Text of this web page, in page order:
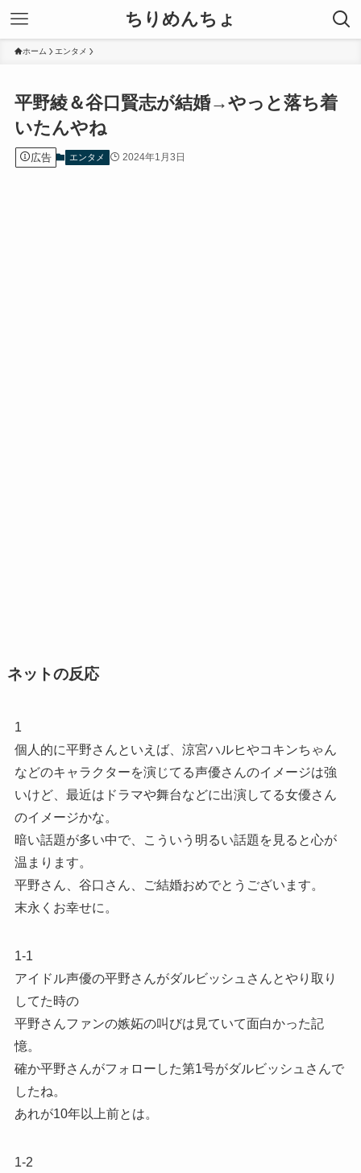
ちりめんちょ
ホーム エンタメ
平野綾＆谷口賢志が結婚→やっと落ち着
いたんやね
広告 エンタメ 2024年1月3日
ネットの反応
1
個人的に平野さんといえば、涼宮ハルヒやコキンちゃん
などのキャラクターを演じてる声優さんのイメージは強
いけど、最近はドラマや舞台などに出演してる女優さん
のイメージかな。
暗い話題が多い中で、こういう明るい話題を見ると心が
温まります。
平野さん、谷口さん、ご結婚おめでとうございます。
末永くお幸せに。
1-1
アイドル声優の平野さんがダルビッシュさんとやり取り
してた時の
平野さんファンの嫉妬の叫びは見ていて面白かった記
憶。
確か平野さんがフォローした第1号がダルビッシュさんで
したね。
あれが10年以上前とは。
1-2